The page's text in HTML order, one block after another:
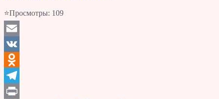
⭐Просмотры: 109
Email
VK
Odnoklassniki
Telegram